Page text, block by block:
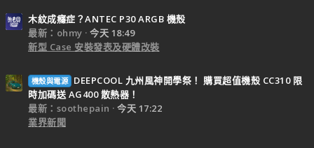
木紋成癮症？ANTEC P30 ARGB 機殼
最新：ohmy
今天 18:49
新型 Case 安裝發表及硬體改裝
機殼與電源
DEEPCOOL 九州風神開學祭！ 購買超值機殼 CC310 限
時加碼送 AG400 散熱器！
最新：soothepain
今天 17:22
業界新聞